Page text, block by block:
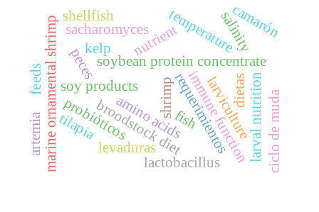
soy products
soybean protein concentrate
shrimp
amino acidsfish
nutrient
immune function
broodstock diet larval nutrition
marine ornamental shrimpprobióticos
tilapia
lactobacillus
sacharomyces
larviculture
temperaturesalinity
levaduras
peces
shellfish
feeds
artemia
dietas
camarón
requerimientos ciclo de muda
kelp